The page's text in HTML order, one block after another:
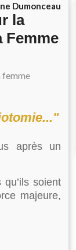
Dumonceau
la
Femme
après un
soient
majeure,